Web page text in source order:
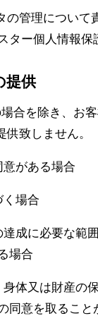
の管理について
ター個人情報保
提供
合を除き、お
致しません。
意がある場合
く場合
達成に必要な範
場合
身体又は財産の
同意を取ること